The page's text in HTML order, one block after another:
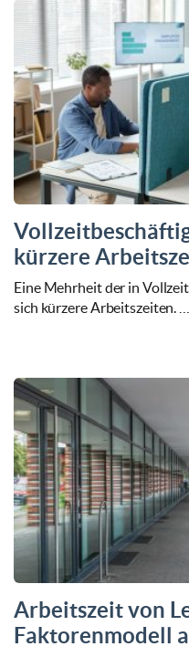
kürzere
Eine Mehrheit der in
sich kürzere Arbeitszeiten. …
Arbeitszeit von
Faktorenmodell